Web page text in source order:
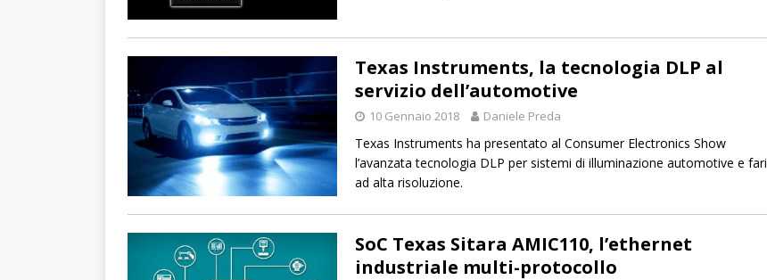
Texas Instruments, la tecnologia DLP al
servizio dell’automotive
10 Gennaio 2018 Daniele Preda
Texas Instruments ha presentato al Consumer Electronics Show
l’avanzata tecnologia DLP per sistemi di illuminazione automotive e fari
ad alta risoluzione.
SoC Texas Sitara AMIC110, l’ethernet
industriale multi-protocollo